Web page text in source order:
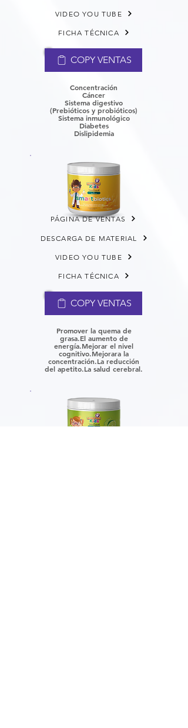
VIDEO YOU TUBE
FICHA TÉCNICA
COPY VENTAS
Concentración
Cáncer
​Sistema digestivo
(Prebióticos y probióticos)
Sistema inmunológico
Diabetes
Dislipidemia
PÁGINA DE VENTAS
DESCARGA DE MATERIAL
VIDEO YOU TUBE
FICHA TÉCNICA
COPY VENTAS
Promover la quema de
grasa.El aumento de
energía.Mejorar el nivel
cognitivo.Mejorara la
concentración.La reducción
del apetito.La salud cerebral.